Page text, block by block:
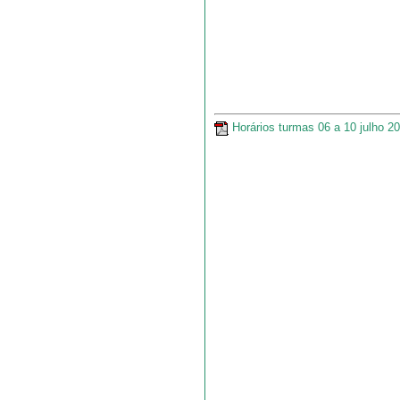
Horários turmas 06 a 10 julho